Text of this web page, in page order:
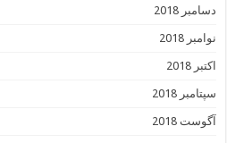
دسامبر 2018
نوامبر 2018
اکتبر 2018
سپتامبر 2018
آگوست 2018